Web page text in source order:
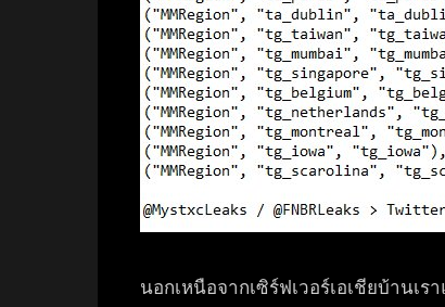
นอกเหนือจากเซิร์ฟเวอร์เอเชียบ้านเร